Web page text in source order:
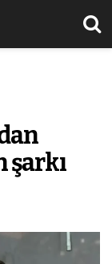
ruhunu taşıyan
şarkı